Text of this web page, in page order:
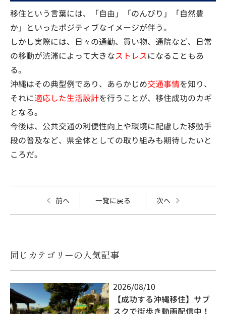
移住という言葉には、「自由」「のんびり」「自然豊
か」といったポジティブなイメージが伴う。
しかし実際には、日々の通勤、買い物、通院など、日常
の移動が渋滞によって大きなストレスになることもあ
る。
沖縄はその典型例であり、あらかじめ交通事情を知り、
それに適応した生活設計を行うことが、移住成功のカギ
となる。
今後は、公共交通の利便性向上や環境に配慮した移動手
段の普及など、県全体としての取り組みも期待したいと
ころだ。
前へ 一覧に戻る 次へ
同じカテゴリーの人気記事
2026/08/10
【成功する沖縄移住】サブ
スクで街歩き動画配信中！